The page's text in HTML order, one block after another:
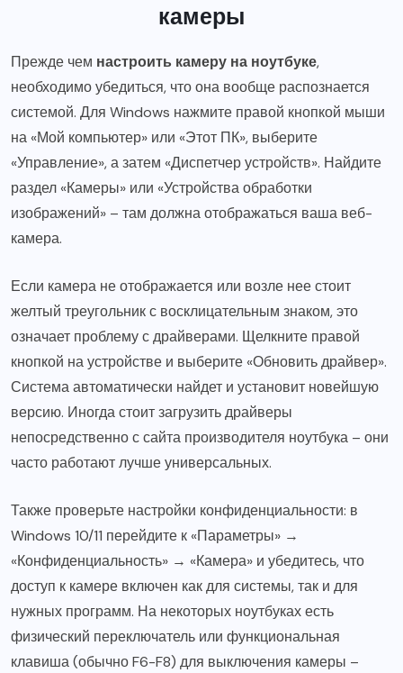
камеры
Прежде чем настроить камеру на ноутбуке,
необходимо убедиться, что она вообще распознается
системой. Для Windows нажмите правой кнопкой мыши
на «Мой компьютер» или «Этот ПК», выберите
«Управление», а затем «Диспетчер устройств». Найдите
раздел «Камеры» или «Устройства обработки
изображений» – там должна отображаться ваша веб-
камера.
Если камера не отображается или возле нее стоит
желтый треугольник с восклицательным знаком, это
означает проблему с драйверами. Щелкните правой
кнопкой на устройстве и выберите «Обновить драйвер».
Система автоматически найдет и установит новейшую
версию. Иногда стоит загрузить драйверы
непосредственно с сайта производителя ноутбука – они
часто работают лучше универсальных.
Также проверьте настройки конфиденциальности: в
Windows 10/11 перейдите к «Параметры» →
«Конфиденциальность» → «Камера» и убедитесь, что
доступ к камере включен как для системы, так и для
нужных программ. На некоторых ноутбуках есть
физический переключатель или функциональная
клавиша (обычно F6-F8) для выключения камеры –